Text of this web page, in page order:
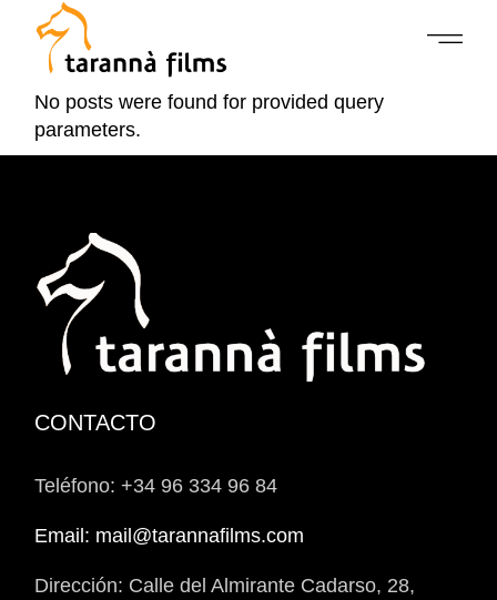
No posts were found for provided query
parameters.
CONTACTO
Teléfono: +34 96 334 96 84
Email: mail@tarannafilms.com
Dirección: Calle del Almirante Cadarso, 28,